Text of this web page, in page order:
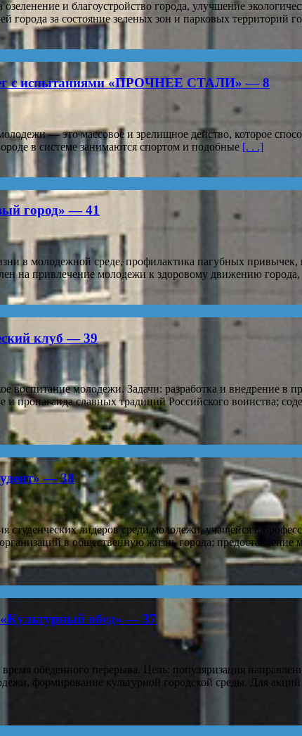
и благоустройство города, улучшение
города за состояние зеленых зон и парковых
с испытаниями «ПРОЧНЕЕ СТАЛИ» — 8
— это массовое и зрелищное действо, которое
в системе занимаются спортом и подобные [. . .]
город» — 41
в молодежной среде, профилактика пагубных привычек,
на привлечение молодежи к здоровому движению
клуб — 39
молодежи. Задачи: разработка и внедрение в
пропаганда славных традиций Российского воинства;
— 38
лидеров среди молодежи, учащейся в
в общественную жизнь города;
обед» — 37
обеденного перерыва. Цель: популяризация
формирование культурной городской среды. Для